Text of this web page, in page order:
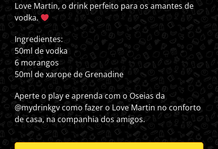
Love Martin, o drink perfeito para os amantes de
vodka.
Ingredientes:
50ml de vodka
6 morangos
50ml de xarope de Grenadine
Aperte o play e aprenda com o Oseias da
@mydrinkgv como fazer o Love Martin no conforto
de casa, na companhia dos amigos.